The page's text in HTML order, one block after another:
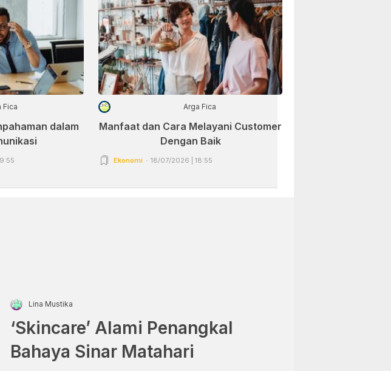
Fica
dalam
Arga Fica
Manfaat dan Cara Melayani Customer
Dengan Baik
Ekonomi 18/07/2026 | 18:55
Lina Mustika
‘Skincare’ Alami Penangkal
Bahaya Sinar Matahari